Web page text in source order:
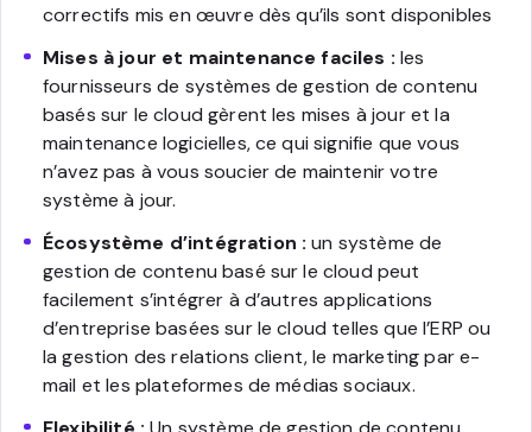
correctifs mis en œuvre dès qu’ils sont disponibles
Mises à jour et maintenance faciles : les
fournisseurs de systèmes de gestion de contenu
basés sur le cloud gèrent les mises à jour et la
maintenance logicielles, ce qui signifie que vous
n’avez pas à vous soucier de maintenir votre
système à jour.
Écosystème d’intégration : un système de
gestion de contenu basé sur le cloud peut
facilement s’intégrer à d’autres applications
d’entreprise basées sur le cloud telles que l’ERP ou
la gestion des relations client, le marketing par e-
mail et les plateformes de médias sociaux.